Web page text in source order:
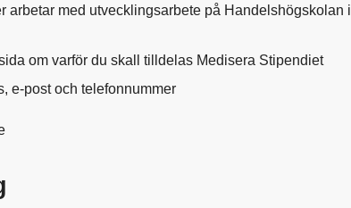
arbetar med utvecklingsarbete på Handelshögskolan i
om varför du skall tilldelas Medisera Stipendiet
e-post och telefonnummer